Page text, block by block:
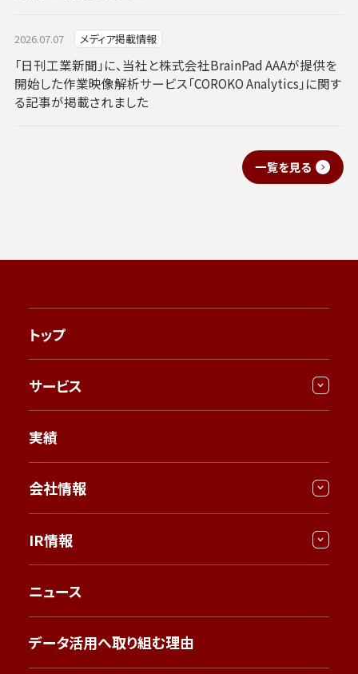
2026.07.07 メディア掲載情報
「日刊工業新聞」に、当社と株式会社BrainPad AAAが提供を
開始した作業映像解析サービス「COROKO Analytics」に関す
る記事が掲載されました
一覧を見る
トップ
サービス
実績
会社情報
IR情報
ニュース
データ活用へ取り組む理由